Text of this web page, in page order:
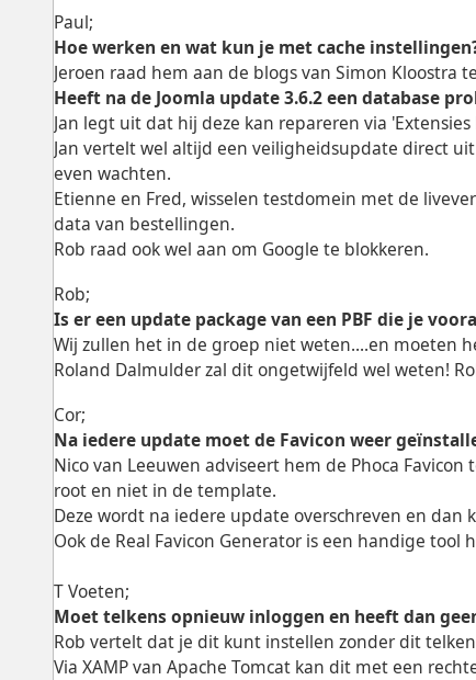
Paul;
Hoe werken en wat kun je met cache
Jeroen raad hem aan de blogs van Simon Kloostra
Heeft na de Joomla update 3.6.2 een database
Jan legt uit dat hij deze kan repareren via
Jan vertelt wel altijd een veiligheidsupdate direct
even wachten.
Etienne en Fred, wisselen testdomein met de
data van bestellingen.
Rob raad ook wel aan om Google te blokkeren.
Rob;
Is er een update package van een PBF die je
Wij zullen het in de groep niet weten....en moeten
Roland Dalmulder zal dit ongetwijfeld wel weten!
Cor;
Na iedere update moet de Favicon weer
Nico van Leeuwen adviseert hem de Phoca
root en niet in de template.
Deze wordt na iedere update overschreven en dan
Ook de Real Favicon Generator is een handige tool
T Voeten;
Moet telkens opnieuw inloggen en heeft dan
Rob vertelt dat je dit kunt instellen zonder dit
Via XAMP van Apache Tomcat kan dit met een